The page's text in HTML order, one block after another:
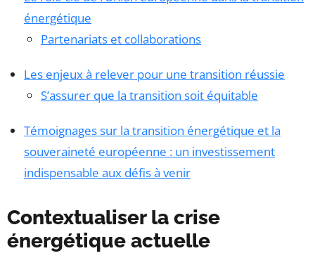
énergétique
Partenariats et collaborations
Les enjeux à relever pour une transition réussie
S’assurer que la transition soit équitable
Témoignages sur la transition énergétique et la
souveraineté européenne : un investissement
indispensable aux défis à venir
Contextualiser la crise
énergétique actuelle